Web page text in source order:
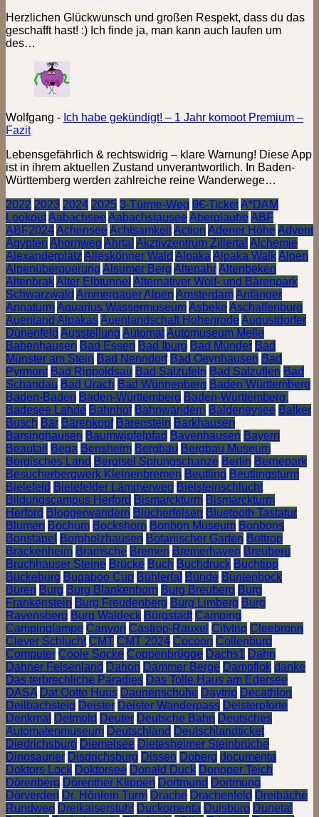
Herzlichen Glückwunsch und großen Respekt, dass du das
geschafft hast! :) Ich finde ja, man kann auch laufen um
des…
Wolfgang - Ich habe gekündigt! – 1 Jahr komoot Premium –
Fazit
Lebensgefährlich & rechtswidrig – klare Warnung! Diese App
ist in ihrem aktuellen Zustand unverantwortlich. In Baden-
Württemberg werden zahlreiche reine Wanderwege…
2022 2023 2024 2025 3-Türme-Weg 9€-TicketA*DAM
LookoutAabachseeAabachstauseeAberglaubeABF
ABF2024AchenseeAchtsamkeitAction Adener HöheAdvent
Ägypten Ahornweg Ahrtal Akztivzentrum Zillertal Alchemie
Alexanderplatz Alleskönner Wald Alpaka Alpaka WalkAlpen
Alpenüberquerung Alsumer Berg AltenahrAltenbeken
AltenbrakAlter Elbtunnel Alternativer Wolf- und Bärenpark
Schwarzwald Ammergauer Alpen AmsterdamAnfänger
AnnaturmAquarius WassermuseumAsbekeAschaffenburg
Auenland AlpakasAuenlandschaft HohenrodeAugustdorfer
Dünenfeld Ausstellung AutomatAutomuseum Melle
Babenhausen Bad Essen Bad Iburg Bad Münder Bad
Münster am Stein Bad Nenndorf Bad Oeynhausen Bad
Pyrmont Bad Rippoldsau Bad Salzufeln Bad Salzuflen Bad
Schandau Bad Urach Bad Wünnenberg Baden Württemberg
Baden-Baden Baden-Württemberg Baden-Württemberg.
Badesee Lahde Bahnhof Bahnwandern Baldeneysee Balker
Busch Bär Bärenkopf Bärenstein Barkhausen
Barsinghausen Baumwipfelpfad Bavenhausen Bayern
Beautail
Bega Bensheim Bergbau Bergbau Museum
Bergisches Land Bergisel Sprungschanze Berlin Bernepark
Besucherbergwerk Kleinenbremen Beutling Beutlingsturm
Bielefeld Bielefelder Lämmerweg Bielsteinschlucht
Bildungscampus Herford Bismarckturm Bismarckturm
Herford Bloggerwandern Blücherfelsen Bluetooth Tastatur
Blumen Bochum Bockshorn Bonbon Museum Bonbons
Bonstapel Borgholzhausen Botanischer Garten Bottrop
Brackenheim Bramsche Bremen Bremerhaven Breuberg
Bruchhauser Steine Brücke Buch Buchdruck Buchtipp
Bückeburg Bugaboo Cup Bühlertal Bünde Buntenbock
Büren Burg Burg Blankenhorn Burg Breuberg Burg
Frankenstein Burg Freudenberg Burg Limberg Burg
Ravensberg Burg Waldeck Bürgstadt Camping
Campinglampe Canyon Castrop-Rauxel Citytrip Cleebronn
Clever Schlucht CMT CMT 2024 Cocoon Collenburg
Computer Coole Socke Coppenbrügge Dachs1 Dahn
Dahner Felsenland Dahon Dammer Berge Dampflok danke
Das terbrechliche Paradies Das Tolle Haus am Edersee
DASA Dat Ootto Huus Daunenschuhe Daytrip Decathlon
Deilbachsteig Deister Deister Wanderpass Deisterpforte
Denkmal
Detmold Deuter Deutsche Bahn Deutsches
Automatenmuseum Deutschland Deutschlandticket
Diedrichsburg Diemelsee Dietesheimer Steinbrüche
Dinosaurier Disdrichsburg Dissen Doberg documenta
Doktors Lock Doktorsee Donald Duck Donoper Teich
Dörenberg Dörenther Klippen Dortmund Dortmung
Dörverden Dr. Hönlein Turm Drache Drachenfeld Dreibäche
Rundweg Dreikaiserstuhl Duckomenta Duisburg Dunetal